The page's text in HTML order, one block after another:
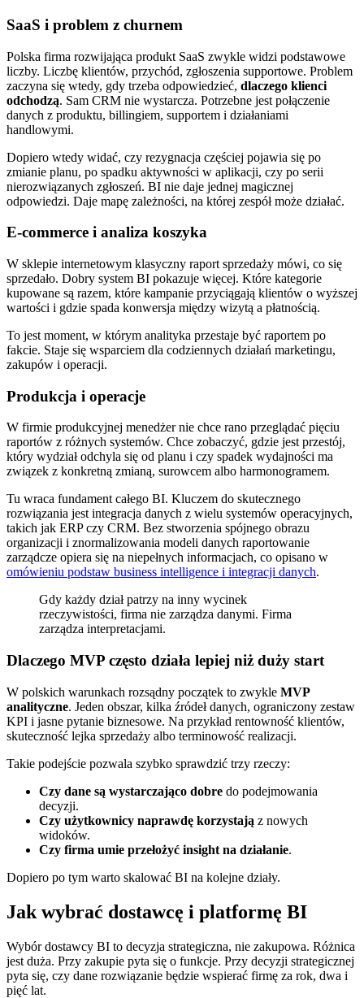
SaaS i problem z churnem
Polska firma rozwijająca produkt SaaS zwykle widzi podstawowe
liczby. Liczbę klientów, przychód, zgłoszenia supportowe. Problem
zaczyna się wtedy, gdy trzeba odpowiedzieć, dlaczego klienci
odchodzą. Sam CRM nie wystarcza. Potrzebne jest połączenie
danych z produktu, billingiem, supportem i działaniami
handlowymi.
Dopiero wtedy widać, czy rezygnacja częściej pojawia się po
zmianie planu, po spadku aktywności w aplikacji, czy po serii
nierozwiązanych zgłoszeń. BI nie daje jednej magicznej
odpowiedzi. Daje mapę zależności, na której zespół może działać.
E-commerce i analiza koszyka
W sklepie internetowym klasyczny raport sprzedaży mówi, co się
sprzedało. Dobry system BI pokazuje więcej. Które kategorie
kupowane są razem, które kampanie przyciągają klientów o wyższej
wartości i gdzie spada konwersja między wizytą a płatnością.
To jest moment, w którym analityka przestaje być raportem po
fakcie. Staje się wsparciem dla codziennych działań marketingu,
zakupów i operacji.
Produkcja i operacje
W firmie produkcyjnej menedżer nie chce rano przeglądać pięciu
raportów z różnych systemów. Chce zobaczyć, gdzie jest przestój,
który wydział odchyla się od planu i czy spadek wydajności ma
związek z konkretną zmianą, surowcem albo harmonogramem.
Tu wraca fundament całego BI. Kluczem do skutecznego
rozwiązania jest integracja danych z wielu systemów operacyjnych,
takich jak ERP czy CRM. Bez stworzenia spójnego obrazu
organizacji i znormalizowania modeli danych raportowanie
zarządcze opiera się na niepełnych informacjach, co opisano w
omówieniu podstaw business intelligence i integracji danych.
Gdy każdy dział patrzy na inny wycinek
rzeczywistości, firma nie zarządza danymi. Firma
zarządza interpretacjami.
Dlaczego MVP często działa lepiej niż duży start
W polskich warunkach rozsądny początek to zwykle MVP
analityczne. Jeden obszar, kilka źródeł danych, ograniczony zestaw
KPI i jasne pytanie biznesowe. Na przykład rentowność klientów,
skuteczność lejka sprzedaży albo terminowość realizacji.
Takie podejście pozwala szybko sprawdzić trzy rzeczy:
Czy dane są wystarczająco dobre do podejmowania
decyzji.
Czy użytkownicy naprawdę korzystają z nowych
widoków.
Czy firma umie przełożyć insight na działanie.
Dopiero po tym warto skalować BI na kolejne działy.
Jak wybrać dostawcę i platformę BI
Wybór dostawcy BI to decyzja strategiczna, nie zakupowa. Różnica
jest duża. Przy zakupie pyta się o funkcje. Przy decyzji strategicznej
pyta się, czy dane rozwiązanie będzie wspierać firmę za rok, dwa i
pięć lat.